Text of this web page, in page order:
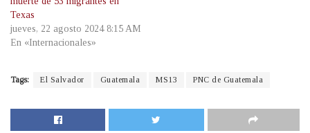
Texas
jueves, 22 agosto 2024 8:15 AM
En «Internacionales»
Tags: El Salvador Guatemala MS13 PNC de Guatemala